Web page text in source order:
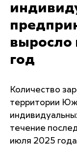
выросло
год
Количество
территории
течение
июля 2025